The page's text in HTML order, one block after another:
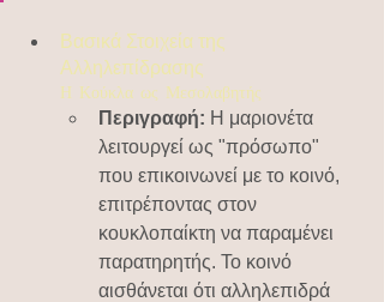
Βασικά Στοιχεία της
Αλληλεπίδρασης
Η Κούκλα ως Μεσολαβητής
Περιγραφή: Η μαριονέτα
λειτουργεί ως "πρόσωπο"
που επικοινωνεί με το κοινό,
επιτρέποντας στον
κουκλοπαίκτη να παραμένει
παρατηρητής. Το κοινό
αισθάνεται ότι αλληλεπιδρά